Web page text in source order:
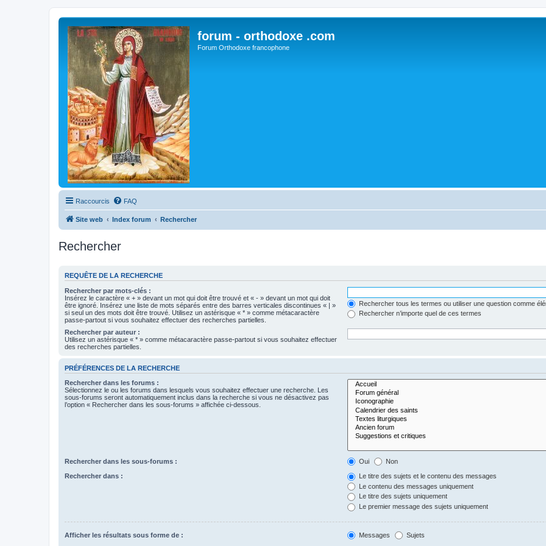
forum - orthodoxe .com
Forum Orthodoxe francophone
Raccourcis FAQ
Site web Index forum Rechercher
Rechercher
REQUÊTE DE LA RECHERCHE
Rechercher par mots-clés :
Insérez le caractère « + » devant un mot qui doit être trouvé et « - » devant un mot qui doit
être ignoré. Insérez une liste de mots séparés entre des barres verticales discontinues « | »
si seul un des mots doit être trouvé. Utilisez un astérisque « * » comme métacaractère
passe-partout si vous souhaitez effectuer des recherches partielles.
Rechercher tous les termes ou utiliser une question comme
Rechercher n’importe quel de ces termes
Rechercher par auteur :
Utilisez un astérisque « * » comme métacaractère passe-partout si vous souhaitez effectuer
des recherches partielles.
PRÉFÉRENCES DE LA RECHERCHE
Rechercher dans les forums :
Sélectionnez le ou les forums dans lesquels vous souhaitez effectuer une recherche. Les
sous-forums seront automatiquement inclus dans la recherche si vous ne désactivez pas
l’option « Rechercher dans les sous-forums » affichée ci-dessous.
Rechercher dans les sous-forums : Oui Non
Rechercher dans :
Le titre des sujets et le contenu des messages
Le contenu des messages uniquement
Le titre des sujets uniquement
Le premier message des sujets uniquement
Afficher les résultats sous forme de : Messages Sujets